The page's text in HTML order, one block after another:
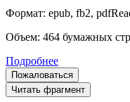
Формат: epub, fb2,
Объем: 464 бумажных
Подробнее
Пожаловаться
Читать фрагмент